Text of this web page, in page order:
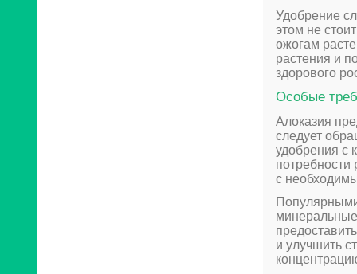
Удобрение
этом не
ожогам
растения и
здорового
Особые
Алоказия
следует
удобрения с
потребности
с
и улучшить